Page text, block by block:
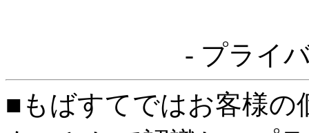
- プライ
■もばすてではお客様の